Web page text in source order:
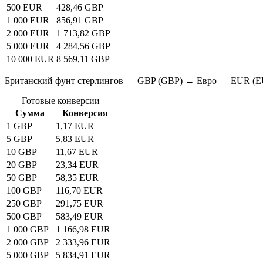
500 EUR
428,46 GBP
1 000 EUR
856,91 GBP
2 000 EUR
1 713,82 GBP
5 000 EUR
4 284,56 GBP
10 000 EUR 8 569,11 GBP
Британский фунт стерлингов — GBP (GBP) → Евро — EUR
Готовые конверсии
Сумма
Конверсия
1 GBP
1,17 EUR
5 GBP
5,83 EUR
10 GBP
11,67 EUR
20 GBP
23,34 EUR
50 GBP
58,35 EUR
100 GBP
116,70 EUR
250 GBP
291,75 EUR
500 GBP
583,49 EUR
1 000 GBP
1 166,98 EUR
2 000 GBP
2 333,96 EUR
5 000 GBP
5 834,91 EUR